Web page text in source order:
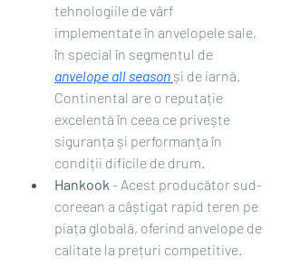
tehnologiile de vârf
implementate în anvelopele sale,
în special în segmentul de
anvelope all season și de iarnă.
Continental are o reputație
excelentă în ceea ce privește
siguranța și performanța în
condiții dificile de drum.
Hankook - Acest producător sud-
coreean a câștigat rapid teren pe
piața globală, oferind anvelope de
calitate la prețuri competitive.